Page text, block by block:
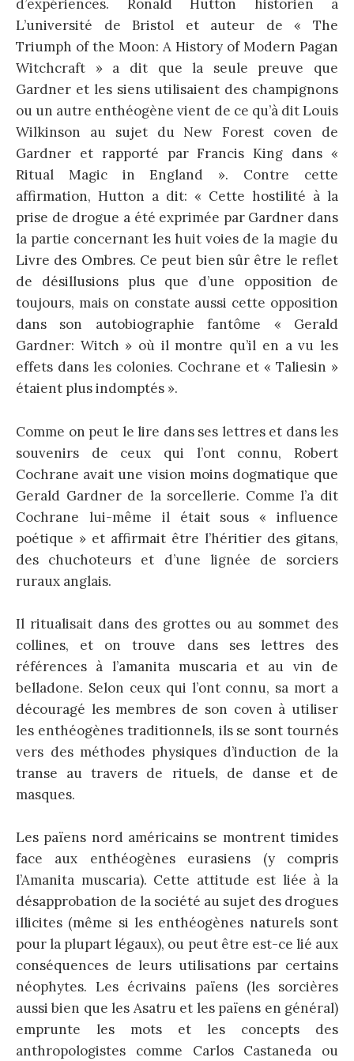
d’expériences. Ronald Hutton historien à
L’université de Bristol et auteur de « The
Triumph of the Moon: A History of Modern Pagan
Witchcraft » a dit que la seule preuve que
Gardner et les siens utilisaient des champignons
ou un autre enthéogène vient de ce qu’à dit Louis
Wilkinson au sujet du New Forest coven de
Gardner et rapporté par Francis King dans «
Ritual Magic in England ». Contre cette
affirmation, Hutton a dit: « Cette hostilité à la
prise de drogue a été exprimée par Gardner dans
la partie concernant les huit voies de la magie du
Livre des Ombres. Ce peut bien sûr être le reflet
de désillusions plus que d’une opposition de
toujours, mais on constate aussi cette opposition
dans son autobiographie fantôme « Gerald
Gardner: Witch » où il montre qu’il en a vu les
effets dans les colonies. Cochrane et « Taliesin »
étaient plus indomptés ».
Comme on peut le lire dans ses lettres et dans les
souvenirs de ceux qui l’ont connu, Robert
Cochrane avait une vision moins dogmatique que
Gerald Gardner de la sorcellerie. Comme l’a dit
Cochrane lui-même il était sous « influence
poétique » et affirmait être l’héritier des gitans,
des chuchoteurs et d’une lignée de sorciers
ruraux anglais.
Il ritualisait dans des grottes ou au sommet des
collines, et on trouve dans ses lettres des
références à l’amanita muscaria et au vin de
belladone. Selon ceux qui l’ont connu, sa mort a
découragé les membres de son coven à utiliser
les enthéogènes traditionnels, ils se sont tournés
vers des méthodes physiques d’induction de la
transe au travers de rituels, de danse et de
masques.
Les païens nord américains se montrent timides
face aux enthéogènes eurasiens (y compris
l’Amanita muscaria). Cette attitude est liée à la
désapprobation de la société au sujet des drogues
illicites (même si les enthéogènes naturels sont
pour la plupart légaux), ou peut être est-ce lié aux
conséquences de leurs utilisations par certains
néophytes. Les écrivains païens (les sorcières
aussi bien que les Asatru et les païens en général)
emprunte les mots et les concepts des
anthropologistes comme Carlos Castaneda ou